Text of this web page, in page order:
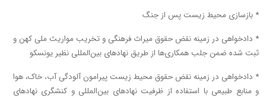
* بازسازی محیط زیست پس از جنگ
* دادخواهی در زمینه نقض حقوق میراث فرهنگی و تخریب مواریث ملی کهن و
ثبت شده ضمن جلب همکاری‌ها از طریق نهادهای بین‌المللی نظیر یونسکو
* دادخواهی در زمینه نقض حقوق محیط زیست پیرامون آلودگی آب، خاک، هوا
و منابع طبیعی با استفاده از ظرفیت نهاد‌های بین‌المللی و کنشگری نهاد‌های